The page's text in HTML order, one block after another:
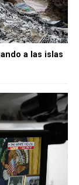
a las islas